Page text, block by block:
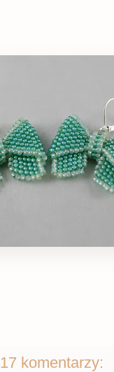
17 komentarzy: